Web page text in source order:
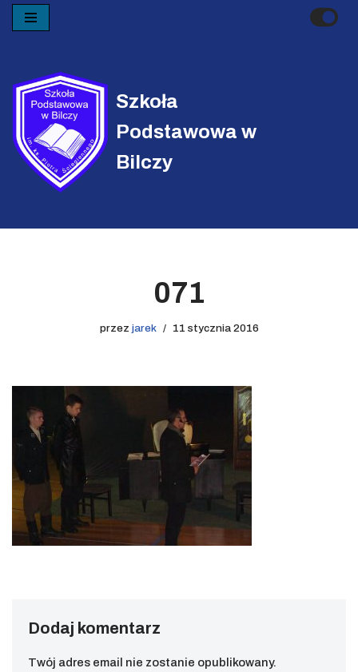
treści
Szkoła
Podstawowa w
Bilczy
071
przez jarek 11 stycznia 2016
Dodaj komentarz
Twój adres email nie zostanie opublikowany.